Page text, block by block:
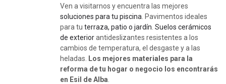
Ven a visitarnos y encuentra las mejores
soluciones para tu piscina . Pavimentos ideales
para tu terraza, patio o jardín Suelos cerámicos
de exteriorantideslizantes resistentes a los
cambios de temperatura, el desgaste y a las
heladas.
Los mejores materiales para la
reforma de tu hogar o negocio los encontrarás
en Esil de Alba